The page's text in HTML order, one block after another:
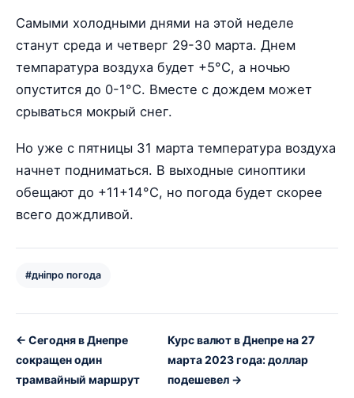
Самыми холодными днями на этой неделе
станут среда и четверг 29-30 марта. Днем
темпаратура воздуха будет +5°С, а ночью
опустится до 0-1°С. Вместе с дождем может
срываться мокрый снег.
Но уже с пятницы 31 марта температура воздуха
начнет подниматься. В выходные синоптики
обещают до +11+14°С, но погода будет скорее
всего дождливой.
#дніпро погода
← Сегодня в Днепре
сокращен один
трамвайный маршрут
Курс валют в Днепре на 27
марта 2023 года: доллар
подешевел →